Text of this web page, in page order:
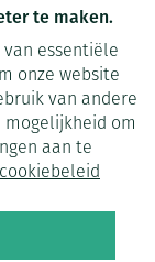
te maken.
essentiële
onze website
van andere
mogelijkheid om
aan te
cookiebeleid